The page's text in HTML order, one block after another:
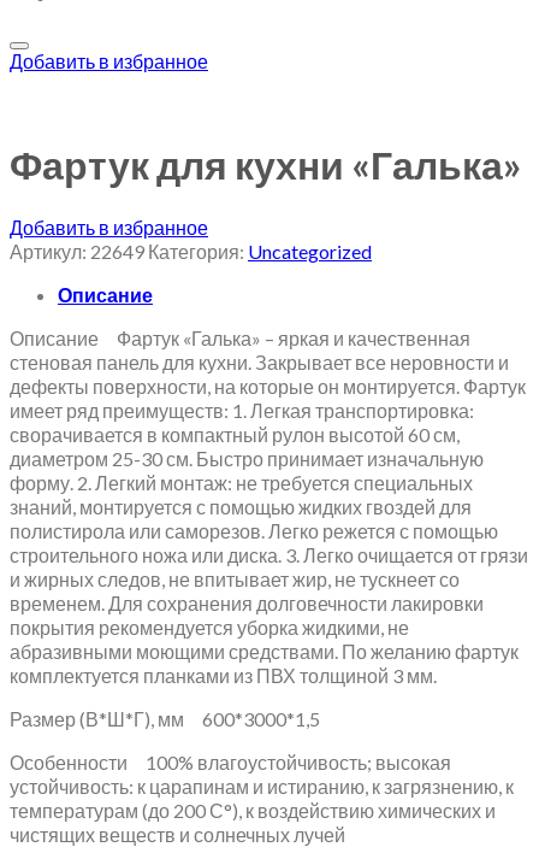
Добавить в избранное
Фартук для кухни «Галька»
Добавить в избранное
Артикул: 22649 Категория: Uncategorized
Описание
Описание Фартук «Галька» – яркая и качественная
стеновая панель для кухни. Закрывает все неровности и
дефекты поверхности, на которые он монтируется. Фартук
имеет ряд преимуществ: 1. Легкая транспортировка:
сворачивается в компактный рулон высотой 60 см,
диаметром 25-30 см. Быстро принимает изначальную
форму. 2. Легкий монтаж: не требуется специальных
знаний, монтируется с помощью жидких гвоздей для
полистирола или саморезов. Легко режется с помощью
строительного ножа или диска. 3. Легко очищается от грязи
и жирных следов, не впитывает жир, не тускнеет со
временем. Для сохранения долговечности лакировки
покрытия рекомендуется уборка жидкими, не
абразивными моющими средствами. По желанию фартук
комплектуется планками из ПВХ толщиной 3 мм.
Размер (В*Ш*Г), мм 600*3000*1,5
Особенности 100% влагоустойчивость; высокая
устойчивость: к царапинам и истиранию, к загрязнению, к
температурам (до 200 С°), к воздействию химических и
чистящих веществ и солнечных лучей